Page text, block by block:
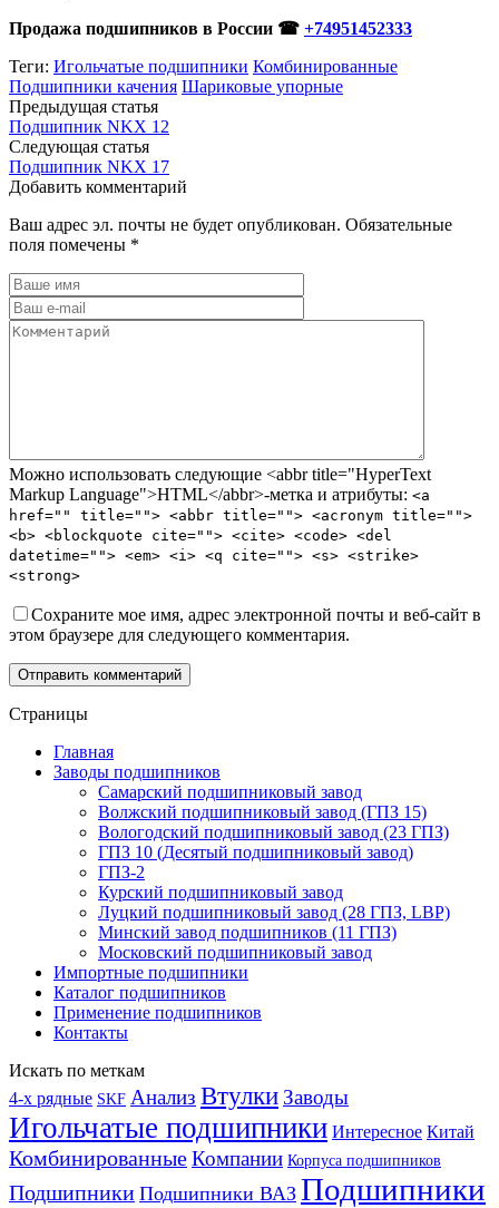
Продажа подшипников в России ☎ +74951452333
Теги: Игольчатые подшипники Комбинированные
Подшипники качения Шариковые упорные
Предыдущая статья
Подшипник NKX 12
Следующая статья
Подшипник NKX 17
Добавить комментарий
Ваш адрес эл. почты не будет опубликован. Обязательные
поля помечены *
Можно использовать следующие <abbr title="HyperText
Markup Language">HTML</abbr>-метка и атрибуты: <a
href="" title=""> <abbr title=""> <acronym title="">
<b> <blockquote cite=""> <cite> <code> <del
datetime=""> <em> <i> <q cite=""> <s> <strike>
<strong>
Сохраните мое имя, адрес электронной почты и веб-сайт в
этом браузере для следующего комментария.
Отправить комментарий
Страницы
Главная
Заводы подшипников
Cамарский подшипниковый завод
Волжский подшипниковый завод (ГПЗ 15)
Вологодский подшипниковый завод (23 ГПЗ)
ГПЗ 10 (Десятый подшипниковый завод)
ГПЗ-2
Курский подшипниковый завод
Луцкий подшипниковый завод (28 ГПЗ, LBP)
Минский завод подшипников (11 ГПЗ)
Московский подшипниковый завод
Импортные подшипники
Каталог подшипников
Применение подшипников
Контакты
Искать по меткам
4-х рядные SKF Анализ Втулки Заводы
Игольчатые подшипники Интересное Китай
КомбинированныеКомпании Корпуса подшипников
Подшипники Подшипники ВАЗ Подшипники